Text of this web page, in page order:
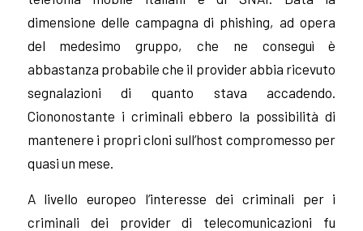
dimensione delle campagna di phishing, ad opera
del medesimo gruppo, che ne conseguì è
abbastanza probabile che il provider abbia ricevuto
segnalazioni di quanto stava accadendo.
Ciononostante i criminali ebbero la possibilità di
mantenere i propri clonisull’host compromesso per
quasi un mese.
A livello europeo l’interesse dei criminali per i
criminali dei provider di telecomunicazioni fu